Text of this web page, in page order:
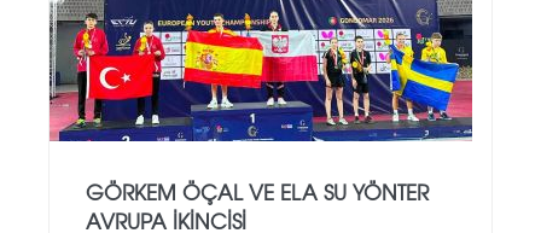
GÖRKEM ÖÇAL VE ELA SU YÖNTER
AVRUPA İKINCISI